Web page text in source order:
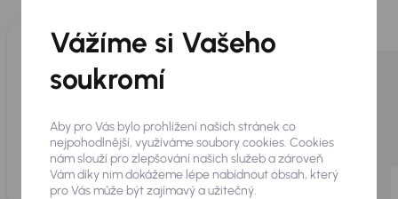
Vážíme si Vašeho
soukromí
Aby pro Vás bylo prohlížení našich stránek co
nejpohodlnější, využíváme soubory cookies. Cookies
nám slouží pro zlepšování našich služeb a zároveň
Vám díky nim dokážeme lépe nabídnout obsah, který
pro Vás může být zajímavý a užitečný.